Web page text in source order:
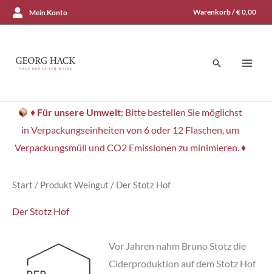
Zum
Inhalt
Mein Konto Warenkorb /€0,00
Suchen
♦ Für unsere Umwelt: Bitte bestellen Sie möglichst
in Verpackungseinheiten von 6 oder 12 Flaschen, um
Verpackungsmüll und CO2 Emissionen zu minimieren. ♦
Start / Produkt Weingut / Der Stotz Hof
Der Stotz Hof
Vor Jahren nahm Bruno Stotz die
Ciderproduktion auf dem Stotz Hof